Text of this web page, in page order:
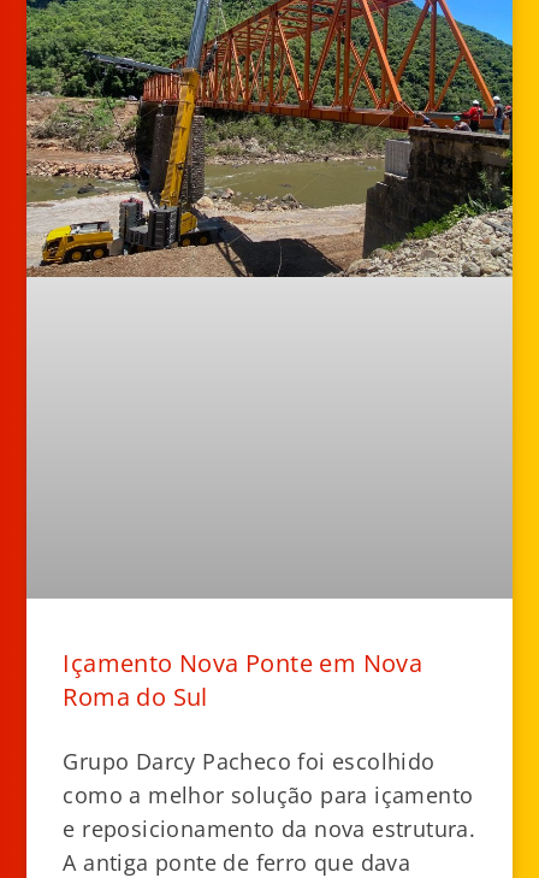
Içamento Nova Ponte em Nova
Roma do Sul
Grupo Darcy Pacheco foi escolhido
como a melhor solução para içamento
e reposicionamento da nova estrutura.
A antiga ponte de ferro que dava